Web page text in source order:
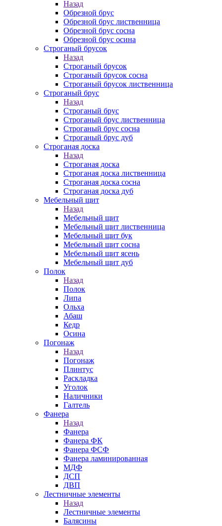
Назад
Обрезной брус
Обрезной брус лиственница
Обрезной брус сосна
Обрезной брус осина
Строганый брусок
Назад
Строганый брусок
Строганый брусок сосна
Строганый брусок лиственница
Строганый брус
Назад
Строганый брус
Строганый брус лиственница
Строганый брус сосна
Строганый брус дуб
Строганая доска
Назад
Строганая доска
Строганая доска лиственница
Строганая доска сосна
Строганая доска дуб
Мебельный щит
Назад
Мебельный щит
Мебельный щит лиственница
Мебельный щит бук
Мебельный щит сосна
Мебельный щит ясень
Мебельный щит дуб
Полок
Назад
Полок
Липа
Ольха
Абаш
Кедр
Осина
Погонаж
Назад
Погонаж
Плинтус
Раскладка
Уголок
Наличники
Галтель
Фанера
Назад
Фанера
Фанера ФК
Фанера ФСФ
Фанера ламинированная
МДФ
ДСП
ДВП
Лестничные элементы
Назад
Лестничные элементы
Балясины